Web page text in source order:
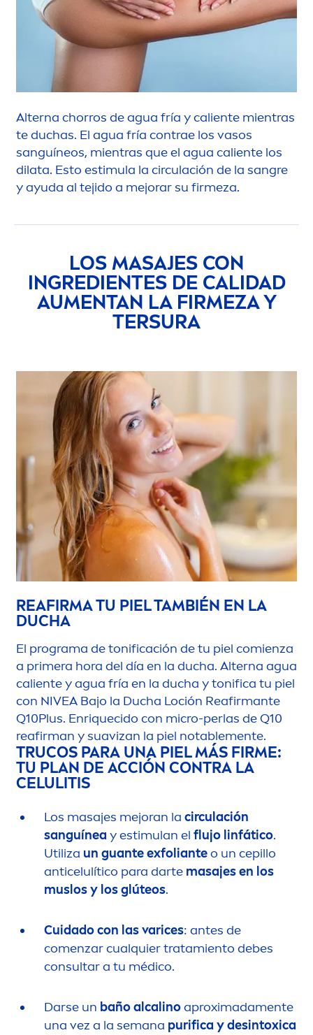
Alterna chorros de agua fría y caliente mientras
te duchas. El agua fría contrae los vasos
sanguíneos, mientras que el agua caliente los
dilata. Esto estimula la circulación de la sangre
y ayuda al tejido a mejorar su firmeza.
LOS MASAJES CON
INGREDIENTES DE CALIDAD
AUMENTAN LA FIRMEZA Y
TERSURA
REAFIRMA TU PIEL TAMBIÉN EN LA
DUCHA
El programa de tonificación de tu piel comienza
a primera hora del día en la ducha. Alterna agua
caliente y agua fría en la ducha y tonifica tu piel
con NIVEA Bajo la Ducha Loción Reafirmante
Q10Plus. Enriquecido con micro-perlas de Q10
reafirman y suavizan la piel notablemente.
TRUCOS PARA UNA PIEL MÁS FIRME:
TU PLAN DE ACCIÓN CONTRA LA
CELULITIS
Los masajes mejoran la circulación
sanguíneay estimulan el flujo linfático.
Utiliza un guante exfolianteo un cepillo
anticelulítico para darte masajes en los
muslos y los glúteos.
Cuidado con las varices: antes de
comenzar cualquier tratamiento debes
consultar a tu médico.
Darse un baño alcalinoaproximadamente
una vez a la semana purifica y desintoxica